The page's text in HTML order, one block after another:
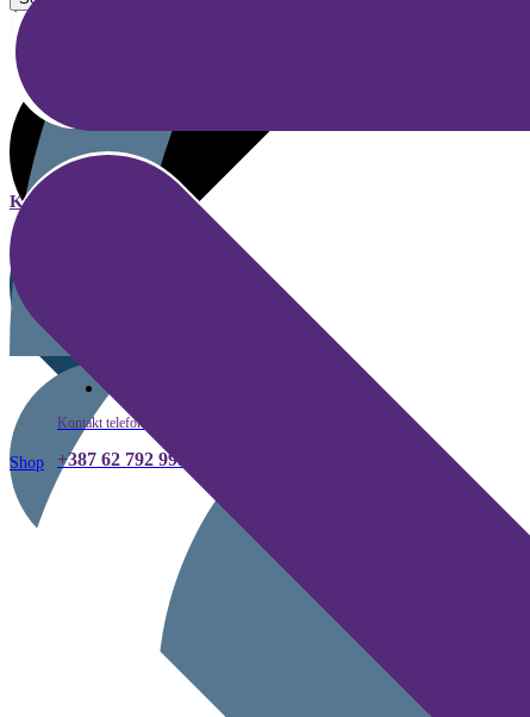
Kontakt telefon
+387 62 792 999
Kategorije
Shop